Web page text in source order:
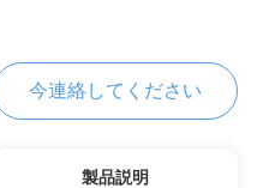
今連絡してください
製品説明